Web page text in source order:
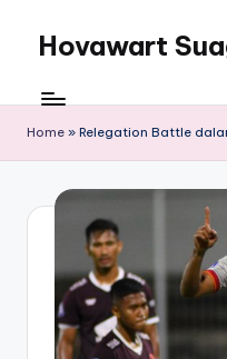
content
Hovawart
Suagra
Football
News
berita
Home » Relegation Battle